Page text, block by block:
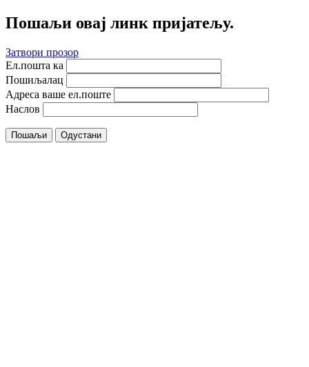
Пошаљи овај линк пријатељу.
Затвори прозор
Ел.пошта ка
Пошиљалац
Адреса ваше ел.поште
Наслов
Пошаљи Одустани